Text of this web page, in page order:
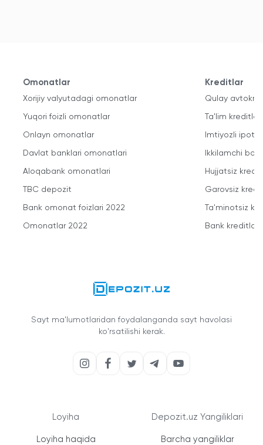
Omonatlar
Xorijiy valyutadagi omonatlar
Yuqori foizli omonatlar
Onlayn omonatlar
Davlat banklari omonatlari
Aloqabank omonatlari
TBC depozit
Bank omonat foizlari 2022
Omonatlar 2022
Kreditlar
Qulay
Ta'lim kreditlari
Imtiyozli
Ikkilamchi
Hujjatsiz
Garovsiz
Ta'minotsiz
Bank kreditlari
Sayt ma'lumotlaridan foydalanganda sayt havolasi
ko'rsatilishi kerak.
Loyiha
Loyiha haqida
Depozit.uz Yangiliklari
Barcha yangiliklar